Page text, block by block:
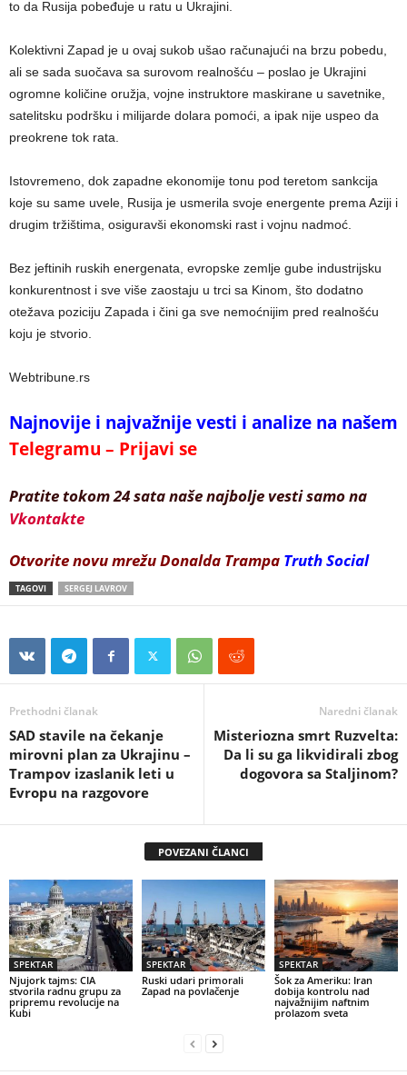
to da Rusija pobeđuje u ratu u Ukrajini.
Kolektivni Zapad je u ovaj sukob ušao računajući na brzu pobedu,
ali se sada suočava sa surovom realnošću – poslao je Ukrajini
ogromne količine oružja, vojne instruktore maskirane u savetnike,
satelitsku podršku i milijarde dolara pomoći, a ipak nije uspeo da
preokrene tok rata.
Istovremeno, dok zapadne ekonomije tonu pod teretom sankcija
koje su same uvele, Rusija je usmerila svoje energente prema Aziji i
drugim tržištima, osiguravši ekonomski rast i vojnu nadmoć.
Bez jeftinih ruskih energenata, evropske zemlje gube industrijsku
konkurentnost i sve više zaostaju u trci sa Kinom, što dodatno
otežava poziciju Zapada i čini ga sve nemoćnijim pred realnošću
koju je stvorio.
Webtribune.rs
Najnovije i najvažnije vesti i analize na našem
Telegramu – Prijavi se
Pratite tokom 24 sata naše najbolje vesti samo na
Vkontakte
Otvorite novu mrežu Donalda Trampa Truth Social
TAGOVI SERGEJ LAVROV
Prethodni članak
SAD stavile na čekanje
mirovni plan za Ukrajinu –
Trampov izaslanik leti u
Evropu na razgovore
Naredni članak
Misteriozna smrt Ruzvelta:
Da li su ga likvidirali zbog
dogovora sa Staljinom?
POVEZANI ČLANCI
SPEKTAR
Njujork tajms: CIA
stvorila radnu grupu za
pripremu revolucije na
Kubi
SPEKTAR
Ruski udari primorali
Zapad na povlačenje
SPEKTAR
Šok za Ameriku: Iran
dobija kontrolu nad
najvažnijim naftnim
prolazom sveta